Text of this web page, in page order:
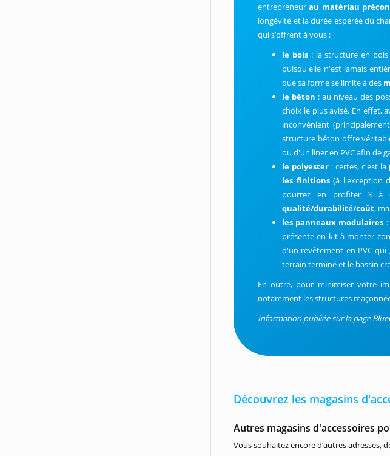
entrepreneurau matériau
longévité et la durée espérée du
qui s’offrent à vous :
le bois : la structure en
puisqu'elle n'est jamais
que sa forme se limite à des
le béton : au niveau des
choix le plus avisé. En effet,
inconvénient
structure béton offre
ou d'un liner en PVC afin de
le polyester : certes, c'est
les finitions(à l'exception
pourrez en profiter 3 à
qualité/durabilité/coût,
les panneaux modulaires
présente en kit à monter
d'un revêtement en PVC
terrain terminé et le bassin
En outre, pour minimiser votre
notamment les structures
Information publiée sur la page
Découvrez les magasins
Autres magasins d'accessoires
Vous souhaitez encore d’autres adresses,